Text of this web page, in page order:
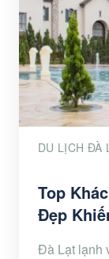
DU LỊCH ĐÀ
Top
Đẹp
Đà Lạt lạnh